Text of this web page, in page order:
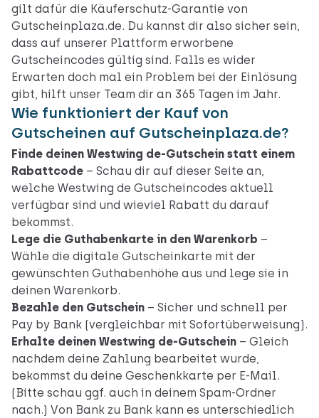
gilt dafür die Käuferschutz-Garantie von
Gutscheinplaza.de. Du kannst dir also sicher sein,
dass auf unserer Plattform erworbene
Gutscheincodes gültig sind. Falls es wider
Erwarten doch mal ein Problem bei der Einlösung
gibt, hilft unser Team dir an 365 Tagen im Jahr.
Wie funktioniert der Kauf von
Gutscheinen auf Gutscheinplaza.de?
Finde deinen Westwing de-Gutschein statt einem
Rabattcode – Schau dir auf dieser Seite an,
welche Westwing de Gutscheincodes aktuell
verfügbar sind und wieviel Rabatt du darauf
bekommst.
Lege die Guthabenkarte in den Warenkorb –
Wähle die digitale Gutscheinkarte mit der
gewünschten Guthabenhöhe aus und lege sie in
deinen Warenkorb.
Bezahle den Gutschein – Sicher und schnell per
Pay by Bank (vergleichbar mit Sofortüberweisung).
Erhalte deinen Westwing de-Gutschein – Gleich
nachdem deine Zahlung bearbeitet wurde,
bekommst du deine Geschenkkarte per E-Mail.
(Bitte schau ggf. auch in deinem Spam-Ordner
nach.) Von Bank zu Bank kann es unterschiedlich